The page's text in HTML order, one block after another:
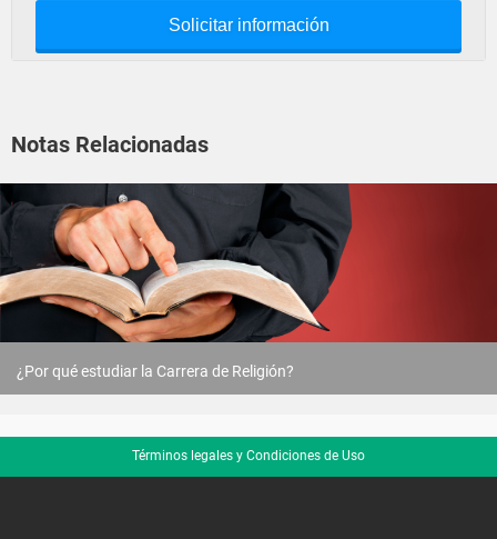
Solicitar información
Notas Relacionadas
¿Por qué estudiar la Carrera de Religión?
Términos legales y Condiciones de Uso